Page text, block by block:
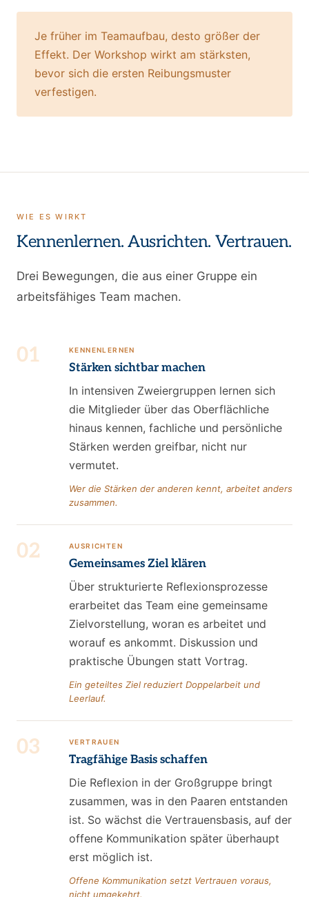
Je früher im Teamaufbau, desto größer der
Effekt. Der Workshop wirkt am stärksten,
bevor sich die ersten Reibungsmuster
verfestigen.
WIE ES WIRKT
Kennenlernen. Ausrichten. Vertrauen.
Drei Bewegungen, die aus einer Gruppe ein
arbeitsfähiges Team machen.
01 KENNENLERNEN
Stärken sichtbar machen
In intensiven Zweiergruppen lernen sich
die Mitglieder über das Oberflächliche
hinaus kennen, fachliche und persönliche
Stärken werden greifbar, nicht nur
vermutet.
Wer die Stärken der anderen kennt, arbeitet anders
zusammen.
02 AUSRICHTEN
Gemeinsames Ziel klären
Über strukturierte Reflexionsprozesse
erarbeitet das Team eine gemeinsame
Zielvorstellung, woran es arbeitet und
worauf es ankommt. Diskussion und
praktische Übungen statt Vortrag.
Ein geteiltes Ziel reduziert Doppelarbeit und
Leerlauf.
03 VERTRAUEN
Tragfähige Basis schaffen
Die Reflexion in der Großgruppe bringt
zusammen, was in den Paaren entstanden
ist. So wächst die Vertrauensbasis, auf der
offene Kommunikation später überhaupt
erst möglich ist.
Offene Kommunikation setzt Vertrauen voraus,
nicht umgekehrt.